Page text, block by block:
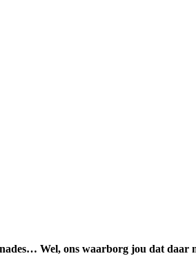
Wel, ons waarborg jou dat daar